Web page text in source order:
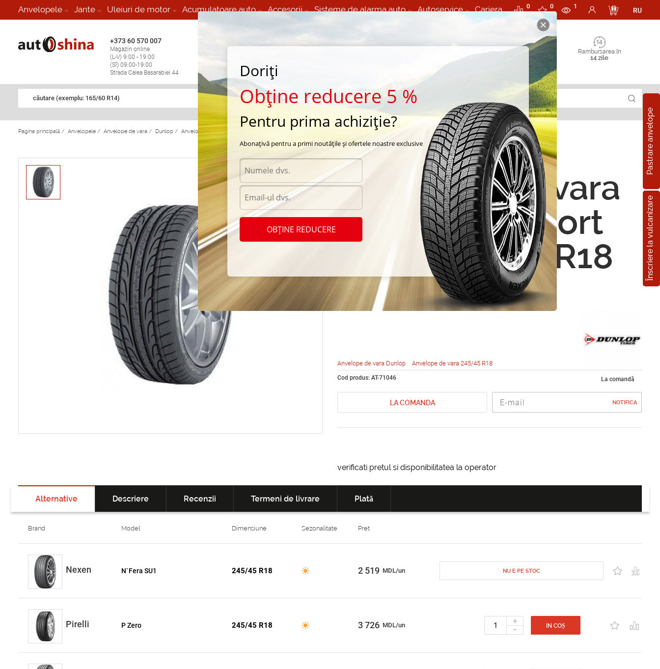
Anvelopele Jante Uleiuri de motor Acumulatoare auto Accesorii Sisteme de alarma auto Autoservice Cariera 0 0 1
RU
+373 60 570 007
Magazin online
(L-V) 9:00 - 19:00
(Sî) 09:00-19:00
Strada Calea Basarabiei 44
Vulcanizare Mobila 24/7 non
Rambursarea în
14 zile
căutare (exemplu: 165/60 R14)
Pastrare anvelope
Înscriere la vulcanizare
Pagina principală / Anvelopele / Anvelope de vara / Dunlop / Anvelope de vara Dunlop / Dunlop SP Sport Maxx 245/45 R18 98Y
Anvelope de vara
Dunlop SP Sport
Maxx 245/45 R18
98Y
Anvelope de vara Dunlop Anvelope de vara 245/45 R18
Cod produs: AT-71046 La comandă
LA COMANDA NOTIFICA
verificati pretul si disponibilitatea la operator
Alternative Descriere Recenzii Termeni de livrare Plată
Brand Model Dimensiune Sezonalitate Pret
Nexen N`Fera SU1 245/45 R18 2 519 MDL/un NU E PE STOC
Pirelli P Zero 245/45 R18 3 726 MDL/un +
- IN COȘ
Doriți
Obține reducere 5 %
Pentru prima achiziție?
Abonațivă pentru a primi noutățile și ofertele noastre exclusive
OBȚINE REDUCERE